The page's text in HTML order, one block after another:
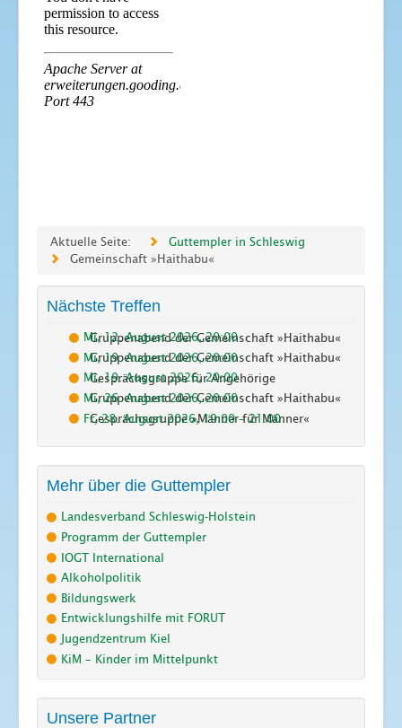
Aktuelle Seite:
Guttempler in Schleswig
Gemeinschaft »Haithabu«
Nächste Treffen
Gruppenabend der Gemeinschaft »Haithabu«
Mi, 12. August 2026,20:00
Gruppenabend der Gemeinschaft »Haithabu«
Mi, 19. August 2026,20:00
Gesprächsgruppe für Angehörige
Mi, 19. August 2026,20:00
Gruppenabend der Gemeinschaft »Haithabu«
Mi, 26. August 2026,20:00
Gesprächsgruppe »Männer für Männer«
Fr, 28. August 2026,19:00–21:00
Mehr über die Guttempler
Landesverband Schleswig-Holstein
Programm der Guttempler
IOGT International
Alkoholpolitik
Bildungswerk
Entwicklungshilfe mit FORUT
Jugendzentrum Kiel
KiM – Kinder im Mittelpunkt
Unsere Partner